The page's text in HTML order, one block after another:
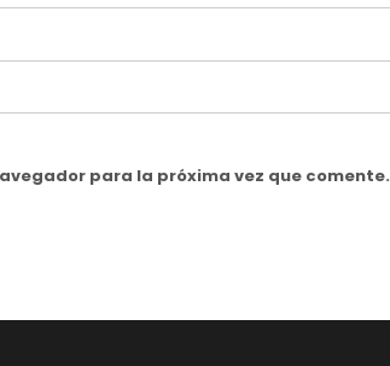
para la próxima vez que comente.